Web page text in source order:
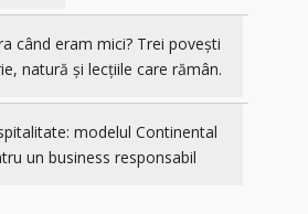
când eram mici? Trei povești
natură și lecțiile care rămân.
modelul Continental
un business responsabil